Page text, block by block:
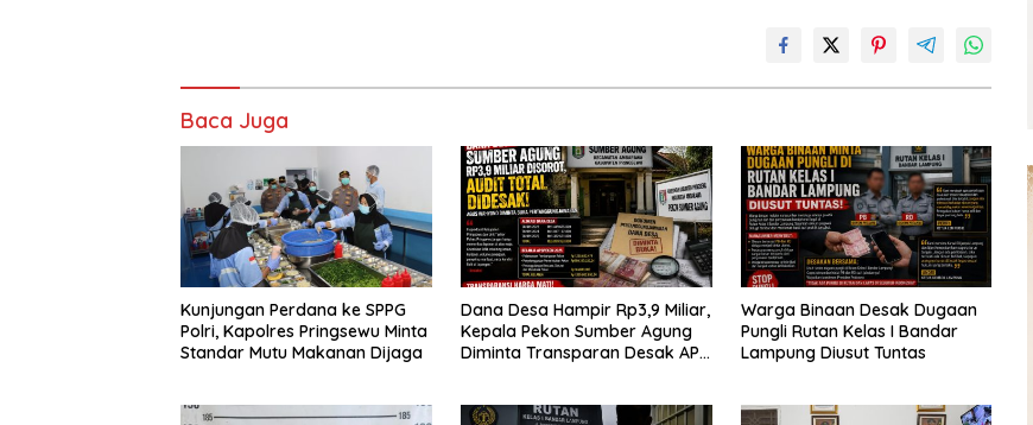
Baca Juga
Kunjungan Perdana ke SPPG
Polri, Kapolres Pringsewu Minta
Standar Mutu Makanan Dijaga
Dana Desa Hampir Rp3,9 Miliar,
Kepala Pekon Sumber Agung
Diminta Transparan Desak APH
Warga Binaan Desak Dugaan
Pungli Rutan Kelas I Bandar
Lampung Diusut Tuntas